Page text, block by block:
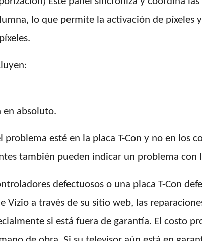
lo que permite la activación de píxeles
en absoluto.
esté en la placa T-Con y no en los
también pueden indicar un problema con
defectuosos o una placa T-Con
a través de su sitio web, las
si está fuera de garantía. El costo